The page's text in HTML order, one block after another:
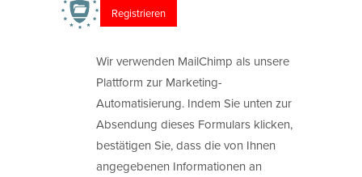
Wir verwenden MailChimp als unsere
Plattform zur Marketing-
Automatisierung. Indem Sie unten zur
Absendung dieses Formulars klicken,
bestätigen Sie, dass die von Ihnen
angegebenen Informationen an